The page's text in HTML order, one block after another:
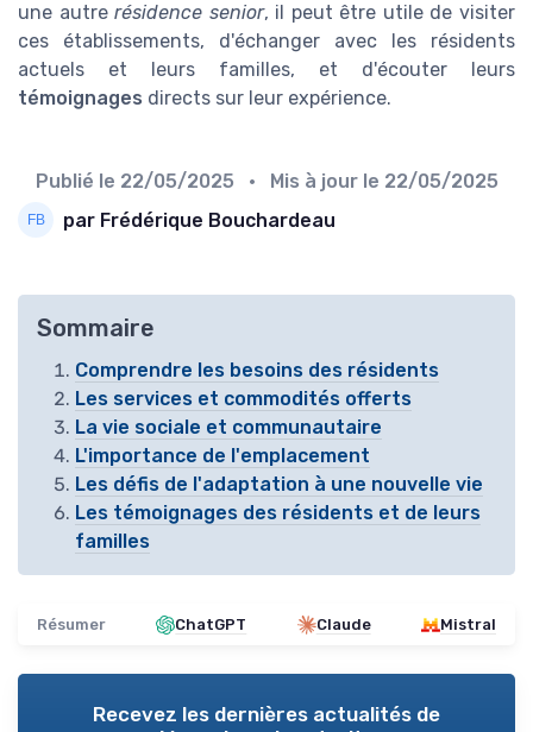
une autrerésidence senior, il peut être utile de visiter
ces établissements, d'échanger avec les résidents
actuels et leurs familles, et d'écouter leurs
témoignages directs sur leur expérience.
Publié le 22/05/2025 • Mis à jour le 22/05/2025
par Frédérique Bouchardeau
Sommaire
Comprendre les besoins des résidents
Les services et commodités offerts
La vie sociale et communautaire
L'importance de l'emplacement
Les défis de l'adaptation à une nouvelle vie
Les témoignages des résidents et de leurs
familles
Résumer ChatGPT Claude Mistral
Recevez les dernières actualités de